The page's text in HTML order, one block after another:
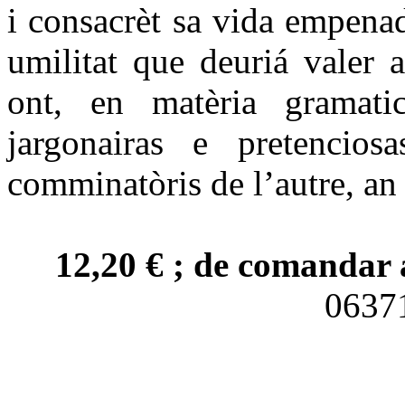
i consacrèt sa vida
umilitat que deuriá valer
ont, en matèria
jargonairas e
comminatòris de l’autre,
12,20 € ; de comandar